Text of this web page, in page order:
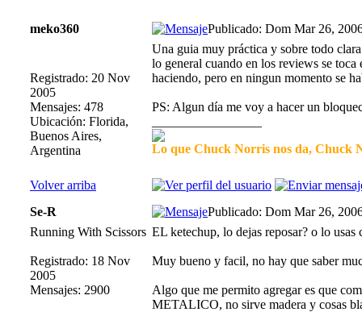
meko360 Publicado: Dom Mar 26,
Registrado: 20 Nov
2005
Mensajes: 478
Ubicación: Florida,
Buenos Aires,
Argentina
Una guia muy práctica y sobre todo
lo general cuando en los reviews se
haciendo, pero en ningun momento se
PS: Algun día me voy a hacer un
Lo que Chuck Norris nos da, Chuck
Volver arriba
Se-R
Publicado: Dom Mar 26,
Running With Scissors
Registrado: 18 Nov
2005
Mensajes: 2900
EL ketechup, lo dejas reposar? o lo
Muy bueno y facil, no hay que saber
Algo que me permito agregar es que
METALICO, no sirve madera y cosas